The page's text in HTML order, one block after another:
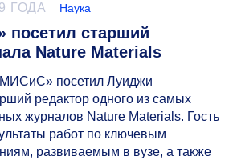
ГОДА Наука
старший
Nature Materials
посетил Луиджи
редактор одного из самых
журналов Nature Materials. Гость
работ по ключевым
развиваемым в вузе, а также